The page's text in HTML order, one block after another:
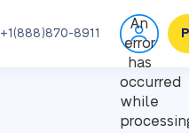
+1(888)870-8911
An
error
has
occurred
while